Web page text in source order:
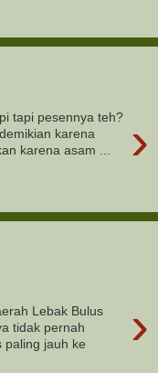
›
tapi pesennya teh?
karena
karena asam ...
›
Lebak Bulus
tidak pernah
paling jauh ke